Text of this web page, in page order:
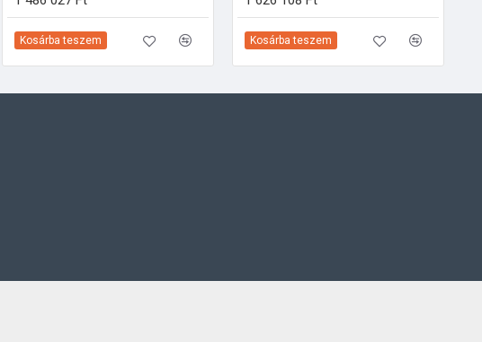
Kosárba teszem Kosárba teszem